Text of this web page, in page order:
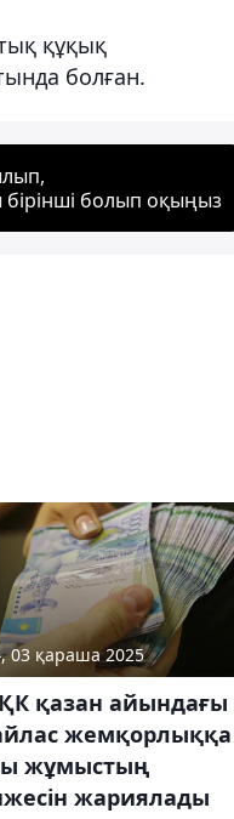
құқық
болған.
болып оқыңыз
03 қараша 2025
қазан айындағы
жемқорлыққа
жұмыстың
жариялады